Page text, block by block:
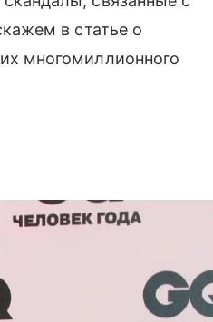
в статье о
многомиллионного